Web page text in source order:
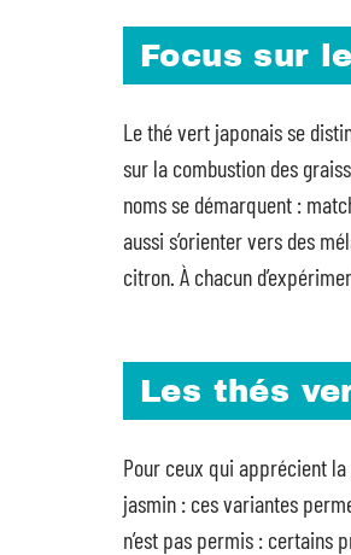
Focus sur
Le thé vert japonais se
sur la combustion des
noms se démarquent :
aussi s’orienter vers des
citron. À chacun
Les thés
Pour ceux qui apprécient
jasmin : ces variantes
n’est pas permis : certains